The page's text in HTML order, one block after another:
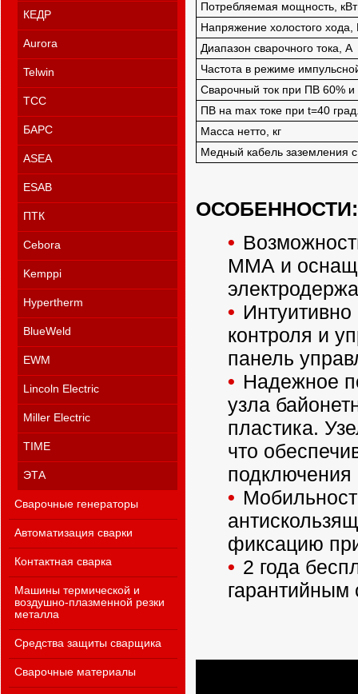
КЕДР
Aurora
Telwin
ТСС
БАРС
ASEA
ESAB
ПТК
Cebora
Kemppi
Hypertherm
BlueWeld
EWM
Lincoln Electric
Miller Electric
TIME
ЭТА
Сварочные генераторы
Автоматизация сварки
Контактная сварка
Машины термической и
воздушно-плазменной резки
металла
Средства защиты сварщика
Сварочные материалы
Потребляемая мощность, кВт
Напряжение холостого хода,
Диапазон сварочного тока, А
Частота в режиме
Сварочный ток при ПВ 60% и
ПВ на max токе при t=40
Масса нетто, кг
Медный кабель заземления
ОСОБЕННОСТИ:
ММА и
контроля и
панель
Надежное
узла
пластика.
что
подключения
фиксацию
2 года
гарантийным